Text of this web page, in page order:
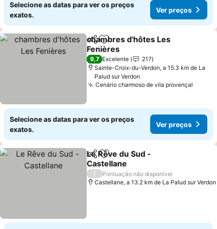
Selecione as datas para ver os preços
exatos.
Ver preços
PartilharAdicionar aos favoritos
chambres d'hôtes Les
Fenières
Ver preços
9,7 Excelente
217
Sainte-Croix-du-Verdon, a 15.3 km de La
Palud sur Verdon
Cenário charmoso de vila provençal
Selecione as datas para ver os preços
exatos.
Ver preços
PartilharAdicionar aos favoritos
Le Rêve du Sud -
Castellane
Ver preços
/
Pontuação não disponível
Castellane, a 13.2 km de La Palud sur Verdon